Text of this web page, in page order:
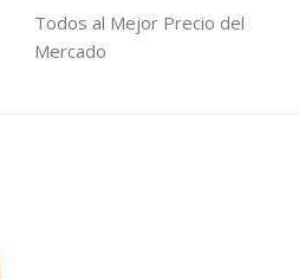
Todos al Mejor Precio del
Mercado